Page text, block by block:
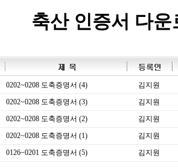
축산 인증서 다운
0202~0208 도축증명서 (4) 김지원
0202~0208 도축증명서 (3) 김지원
0202~0208 도축증명서 (2) 김지원
0202~0208 도축증명서 (1) 김지원
0126~0201 도축증명서 (5) 김지원